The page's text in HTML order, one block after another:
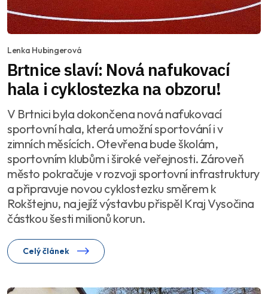
Lenka Hubingerová
Brtnice slaví: Nová nafukovací
hala i cyklostezka na obzoru!
V Brtnici byla dokončena nová nafukovací
sportovní hala, která umožní sportování i v
zimních měsících. Otevřena bude školám,
sportovním klubům i široké veřejnosti. Zároveň
město pokračuje v rozvoji sportovní infrastruktury
a připravuje novou cyklostezku směrem k
Rokštejnu, na jejíž výstavbu přispěl Kraj Vysočina
částkou šesti milionů korun.
Celý článek